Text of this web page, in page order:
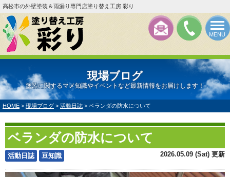
MENU
高松市の外壁塗装＆雨漏り専門店塗り替え工房 彩り
現場ブログ
塗装に関するマメ知識やイベントなど最新情報をお届けします！
HOME > 現場ブログ > 活動日誌 > ベランダの防水について
ベランダの防水について
活動日誌 豆知識 2026.05.09 (Sat) 更新